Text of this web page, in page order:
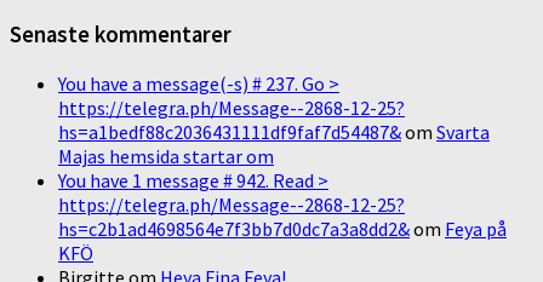
Senaste kommentarer
You have a message(-s) # 237. Go >
https://telegra.ph/Message--2868-12-25?
hs=a1bedf88c2036431111df9faf7d54487&om Svarta
Majas hemsida startar om
You have 1 message # 942. Read >
https://telegra.ph/Message--2868-12-25?
hs=c2b1ad4698564e7f3bb7d0dc7a3a8dd2&om Feya på
KFÖ